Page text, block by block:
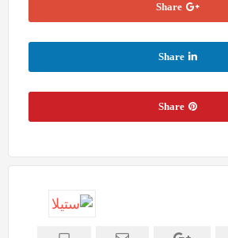
Share
Share
Share